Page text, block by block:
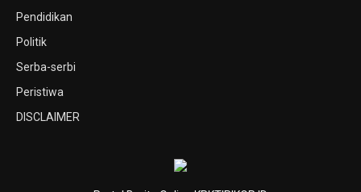
Pendidikan
Politik
Serba-serbi
Peristiwa
DISCLAIMER